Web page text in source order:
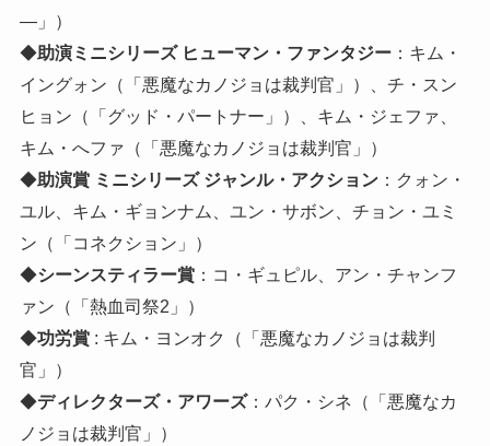
―」）
◆助演ミニシリーズ ヒューマン・ファンタジー：キム・
イングォン（「悪魔なカノジョは裁判官」）、チ・スン
ヒョン（「グッド・パートナー」）、キム・ジェファ、
キム・へファ（「悪魔なカノジョは裁判官」）
◆助演賞 ミニシリーズ ジャンル・アクション：クォン・
ユル、キム・ギョンナム、ユン・サボン、チョン・ユミ
ン（「コネクション」）
◆シーンスティラー賞：コ・ギュピル、アン・チャンフ
ァン（「熱血司祭2」）
◆功労賞: キム・ヨンオク（「悪魔なカノジョは裁判
官」）
◆ディレクターズ・アワーズ：パク・シネ（「悪魔なカ
ノジョは裁判官」）